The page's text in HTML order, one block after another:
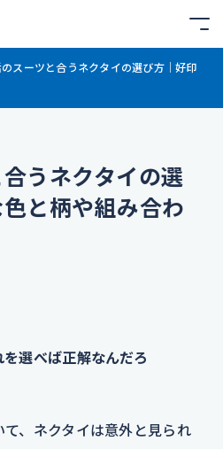
スーツと合うネクタイの選び方｜好印
うネクタイの選
と柄や組み合わ
を選べば正解なんだろ
、ネクタイは意外と見られ